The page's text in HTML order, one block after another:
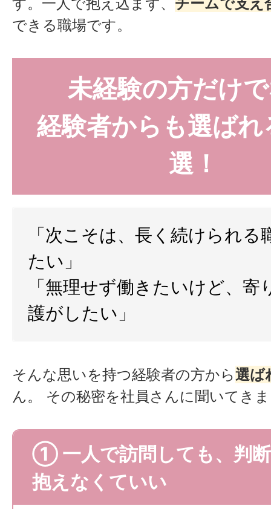
できる職場です。
未経験の方だけ
経験者からも選ばれ
選！
「次こそは、長く続けられる
たい」
「無理せず働きたいけど、寄
護がしたい」
そんな思いを持つ経験者の方から選ば
ん。 その秘密を社員さんに聞いてき
① 一人で訪問しても、判
抱えなくていい